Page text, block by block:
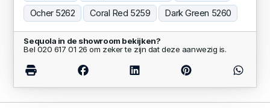
Ocher 5262
Coral Red 5259 Dark Green 5260
Sequola in de showroom bekijken?
Bel 020 617 01 26 om zeker te zijn dat deze aanwezig is.